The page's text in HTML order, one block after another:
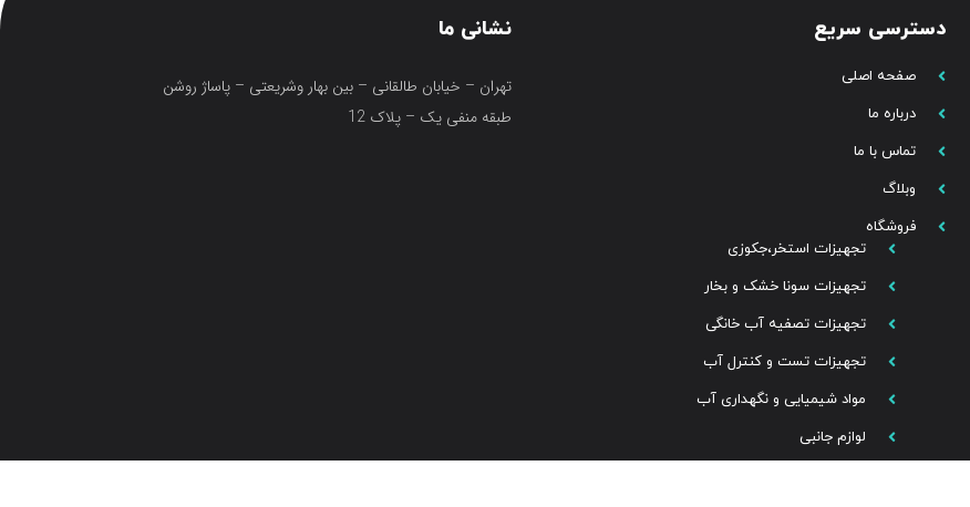
دسترسی سریع
صفحه اصلی
درباره ما
تماس با ما
وبلاگ
فروشگاه
تجهیزات استخر،جکوزی
تجهیزات سونا خشک و بخار
تجهیزات تصفیه آب خانگی
تجهیزات تست و کنترل آب
مواد شیمیایی و نگهداری آب
لوازم جانبی
نشانی ما
تهران – خیابان طالقانی – بین بهار وشریعتی – پاساژ روشن
طبقه منفی یک – پلاک 12